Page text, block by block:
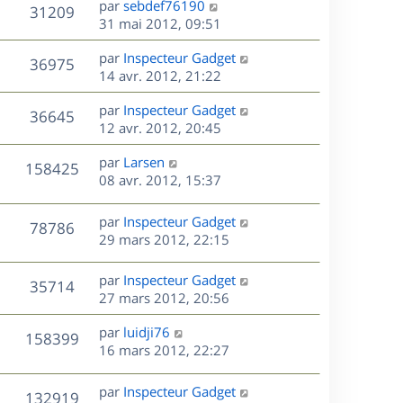
e
s
a
g
e
m
e
s
s
a
g
e
i
e
r
m
e
s
s
a
g
e
31209V
u
D
e
r
n
i
e
r
m
e
s
s
a
g
e
par sebdef76190
31 mai 2012, 09:51
36975V
u
s
D
e
r
n
i
e
r
m
e
s
s
e
par Inspecteur Gadget
14 avr. 2012, 21:22
36645V
u
e
D
e
r
n
i
r
m
s
a
e
par Inspecteur Gadget
12 avr. 2012, 20:45
158425V
u
s
D
e
i
e
r
m
e
s
a
g
e
par Larsen
08 avr. 2012, 15:37
78786V
u
e
D
e
n
i
e
r
m
par Inspecteur Gadget
29 mars 2012, 22:15
35714V
u
e
D
e
r
n
i
e
r
par Inspecteur Gadget
27 mars 2012, 20:56
158399V
u
D
e
n
par luidji76
16 mars 2012, 22:27
132919V
D
par Inspecteur Gadget